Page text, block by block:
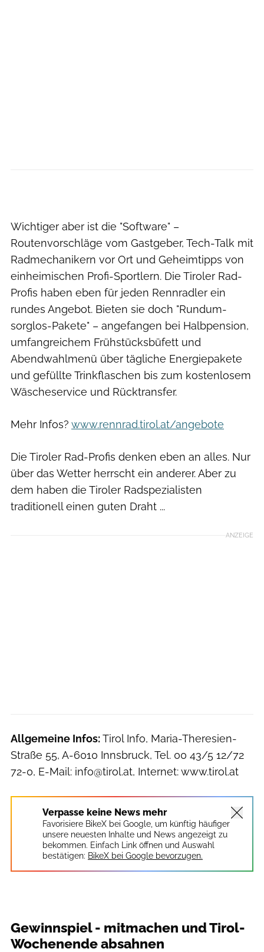
Wichtiger aber ist die "Software" –
Routenvorschläge vom Gastgeber, Tech-Talk mit
Radmechanikern vor Ort und Geheimtipps von
einheimischen Profi-Sportlern. Die Tiroler Rad-
Profis haben eben für jeden Rennradler ein
rundes Angebot. Bieten sie doch "Rundum-
sorglos-Pakete" – angefangen bei Halbpension,
umfangreichem Frühstücksbüfett und
Abendwahlmenü über tägliche Ener­gie­pakete
und gefüllte Trinkflaschen bis zum kostenlosem
Wäscheservice und Rücktransfer.
Mehr Infos? www.rennrad.tirol.at/angebote
Die Tiroler Rad-Profis denken eben an alles. Nur
über das Wetter herrscht ein anderer. Aber zu
dem haben die Tiroler Radspezialisten
traditionell einen guten Draht ...
ANZEIGE
Allgemeine Infos:Tirol Info, Maria-Theresien-
Straße 55, A-6010 Innsbruck, Tel. 00 43/5 12/72
72-0, E-Mail: info@tirol.at, Internet: www.tirol.at
Verpasse keine News mehr
Favorisiere BikeX bei Google, um künftig häufiger
unsere neuesten Inhalte und News angezeigt zu
bekommen. Einfach Link öffnen und Auswahl
bestätigen: BikeX bei Google bevorzugen.
Gewinnspiel - mitmachen und Tirol-
Wochenende absahnen